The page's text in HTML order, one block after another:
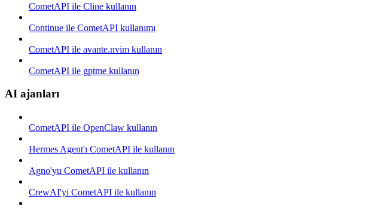
CometAPI ile Cline kullanın
Continue ile CometAPI kullanımı
CometAPI ile avante.nvim kullanın
CometAPI ile gptme kullanın
AI ajanları
CometAPI ile OpenClaw kullanın
Hermes Agent'ı CometAPI ile kullanın
Agno'yu CometAPI ile kullanın
CrewAI'yi CometAPI ile kullanın